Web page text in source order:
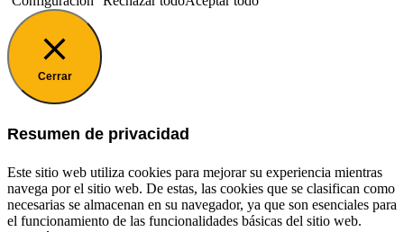
Cerrar
Resumen de privacidad
Este sitio web utiliza cookies para mejorar su experiencia mientras
navega por el sitio web. De estas, las cookies que se clasifican como
necesarias se almacenan en su navegador, ya que son esenciales para
el funcionamiento de las funcionalidades básicas del sitio web.